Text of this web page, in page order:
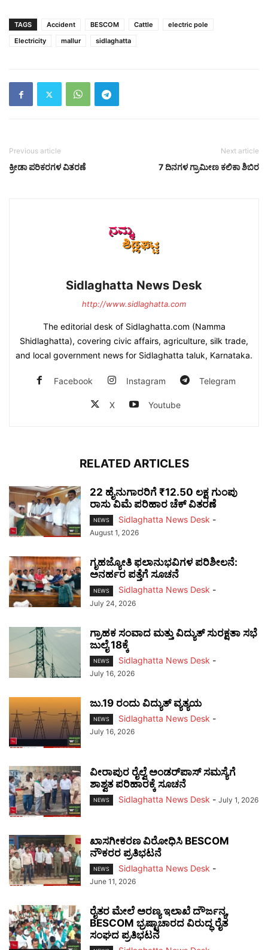
TAGS Accident BESCOM Cattle
electric pole
Electricity
mallur sidlaghatta
Previous article
ಕ್ರೀಡಾ ಪರಿಕರಗಳ ವಿತರಣೆ
Next article
7 ದಿನಗಳ ಗ್ರಾಮೀಣ ಕಲಿಕಾ ಶಿಬಿರ
Sidlaghatta News Desk
http://www.sidlaghatta.com
The editorial desk of Sidlaghatta.com (Namma
Shidlaghatta), covering civic affairs, agriculture, silk trade,
and local government news for Sidlaghatta taluk, Karnataka.
Facebook Instagram Telegram
X Youtube
RELATED ARTICLES
22 ಹೈನುಗಾರರಿಗೆ ₹12.50 ಲಕ್ಷ ಗುಂಪು
ರಾಸು ವಿಮೆ ಪರಿಹಾರ ಚೆಕ್ ವಿತರಣೆ
NEWS Sidlaghatta News Desk -
August 1, 2026
ಗೃಹಜ್ಯೋತಿ ಫಲಾನುಭವಿಗಳ ಪರಿಶೀಲನೆ:
ಅನರ್ಹರ ಪತ್ತೆಗೆ ಸೂಚನೆ
NEWS Sidlaghatta News Desk -
July 24, 2026
ಗ್ರಾಹಕ ಸಂವಾದ ಮತ್ತು ವಿದ್ಯುತ್ ಸುರಕ್ಷತಾ ಸಭೆ
ಜುಲೈ 18ಕ್ಕೆ
NEWS Sidlaghatta News Desk -
July 16, 2026
ಜು.19 ರಂದು ವಿದ್ಯುತ್ ವ್ಯತ್ಯಯ
NEWS Sidlaghatta News Desk -
July 16, 2026
ವೀರಾಪುರ ರೈಲ್ವೆ ಅಂಡರ್‌ಪಾಸ್ ಸಮಸ್ಯೆಗೆ
ಶಾಶ್ವತ ಪರಿಹಾರಕ್ಕೆ ಸೂಚನೆ
NEWS Sidlaghatta News Desk - July 1, 2026
ಖಾಸಗೀಕರಣ ವಿರೋಧಿಸಿ BESCOM
ನೌಕರರ ಪ್ರತಿಭಟನೆ
NEWS Sidlaghatta News Desk -
June 11, 2026
ರೈತರ ಮೇಲೆ ಅರಣ್ಯ ಇಲಾಖೆ ದೌರ್ಜನ್ಯ,
BESCOM ಭ್ರಷ್ಟಾಚಾರದ ವಿರುದ್ಧ ರೈತ
ಸಂಘದ ಪ್ರತಿಭಟನೆ